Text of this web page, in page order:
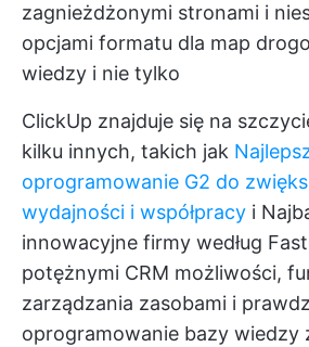
zagnieżdżonymi stronami i
opcjami formatu dla map
wiedzy i nie tylko
ClickUp znajduje się na
kilku innych, takich jak
oprogramowanie G2 do
wydajności i współpracy i
innowacyjne firmy według
potężnymi CRM możliwości,
zarządzania zasobami i
oprogramowanie bazy wiedzy